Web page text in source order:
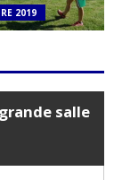
2019
salle